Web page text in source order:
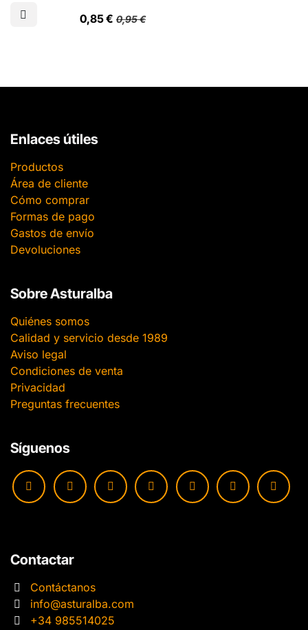
una cara de talla infantil de
700 mm de alto, 550 de
0,85€ 0,95€
Enlaces útiles
Productos
Área de cliente
Cómo comprar
Formas de pago
Gastos de envío
Devoluciones
Sobre Asturalba
Quiénes somos
Calidad y servicio desde 1989
Aviso legal
Condiciones de venta
Privacidad
Preguntas frecuentes
Síguenos
Contactar
Contáctanos
info@asturalba.com
+34 985514025